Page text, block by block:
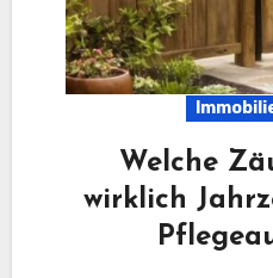
Welche
wirklich